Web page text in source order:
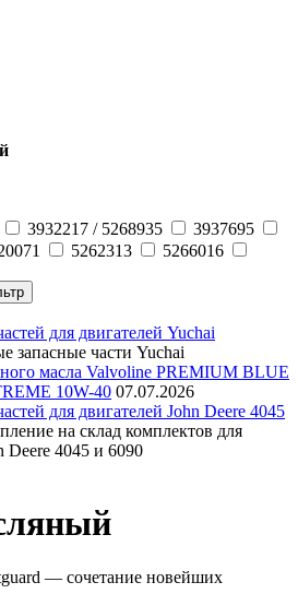
3932217 / 5268935
3937695
5262313
5266016
для двигателей Yuchai
запасные части Yuchai
масла Valvoline PREMIUM BLUE
10W-40 07.07.2026
для двигателей John Deere 4045
на склад комплектов для
Deere 4045 и 6090
— сочетание новейших